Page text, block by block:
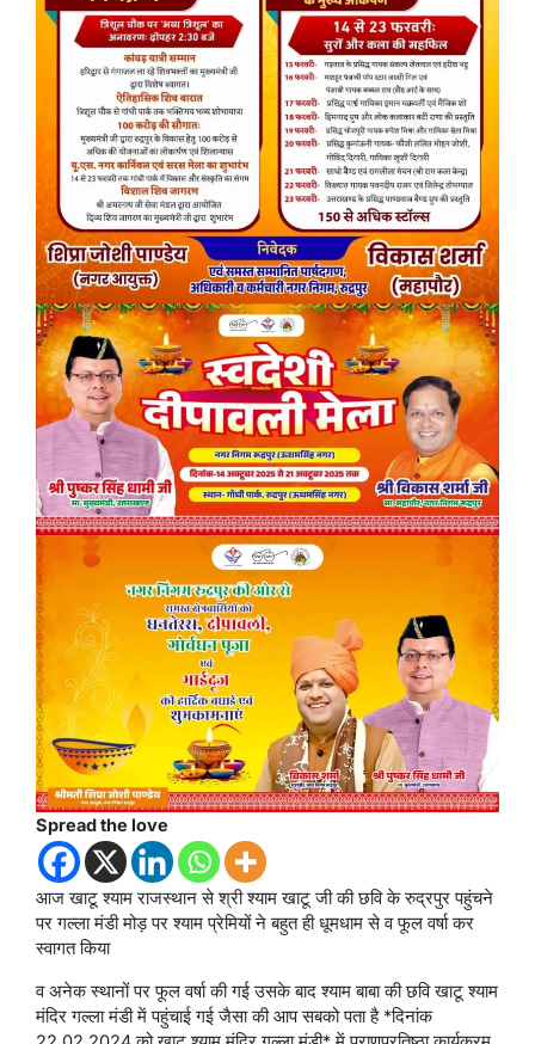
Spread the love
आज खाटू श्याम राजस्थान से श्री श्याम खाटू जी की छवि के रुद्रपुर पहुंचने
पर गल्ला मंडी मोड़ पर श्याम प्रेमियों ने बहुत ही धूमधाम से व फूल वर्षा कर
स्वागत किया
व अनेक स्थानों पर फूल वर्षा की गई उसके बाद श्याम बाबा की छवि खाटू श्याम
मंदिर गल्ला मंडी में पहुंचाई गई जैसा की आप सबको पता है *दिनांक